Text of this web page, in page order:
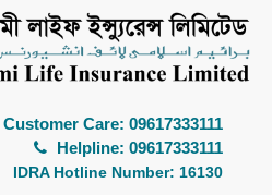
Customer Care: 09617333111
Helpline: 09617333111
IDRA Hotline Number: 16130